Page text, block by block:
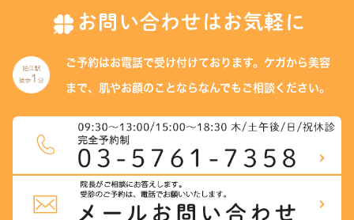
お問い合わせはお気軽に
ご予約はお電話で受け付けております。ケガから美容
まで、肌やお顔のことなら なんでもご相談ください。